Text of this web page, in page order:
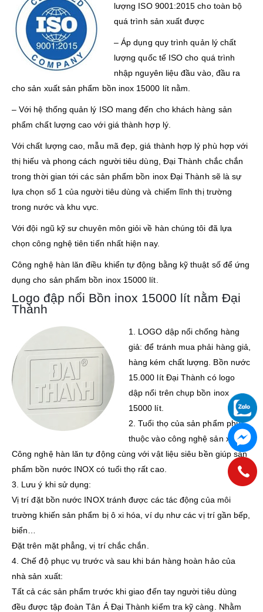
lượng ISO 9001:2015 cho toàn bộ
quá trình sản xuất được
– Áp dụng quy trình quản lý chất
lượng quốc tế ISO cho quá trình
nhập nguyên liệu đầu vào, đầu ra
cho sản xuất sản phẩm bồn inox 15000 lít nằm.
– Với hệ thống quản lý ISO mang đến cho khách hàng sản
phẩm chất lượng cao với giá thành hợp lý.
Với chất lượng cao, mẫu mã đẹp, giá thành hợp lý phù hợp với
thị hiếu và phong cách người tiêu dùng, Đại Thành chắc chắn
trong thời gian tới các sản phẩm bồn inox Đại Thành sẽ là sự
lựa chọn số 1 của người tiêu dùng và chiếm lĩnh thị trường
trong nước và khu vực.
Với đội ngũ kỹ sư chuyên môn giỏi về hàn chúng tôi đã lựa
chọn công nghệ tiên tiến nhất hiện nay.
Công nghệ hàn lăn điều khiển tự động bằng kỹ thuật số để ứng
dụng cho sản phẩm bồn inox 15000 lít.
Logo đập nổi Bồn inox 15000 lít nằm Đại
Thành
1. LOGO dập nổi chống hàng
giả: để tránh mua phải hàng giả,
hàng kém chất lượng. Bồn nước
15.000 lít Đại Thành có logo
dập nổi trên chụp bồn inox
15000 lít.
2. Tuổi thọ của sản phẩm phụ
thuộc vào công nghệ sản xuất:
Công nghệ hàn lăn tự động cùng với vật liệu siêu bền giúp sản
phẩm bồn nước INOX có tuổi thọ rất cao.
3. Lưu ý khi sử dụng:
Vị trí đặt bồn nước INOX tránh được các tác động của môi
trường khiến sản phẩm bị ô xi hóa, ví dụ như các vị trí gần bếp,
biển…
Đặt trên mặt phẳng, vị trí chắc chắn.
4. Chế độ phục vụ trước và sau khi bán hàng hoàn hảo của
nhà sản xuất:
Tất cả các sản phẩm trước khi giao đến tay người tiêu dùng
đều được tập đoàn Tân Á Đại Thành kiểm tra kỹ càng. Nhằm